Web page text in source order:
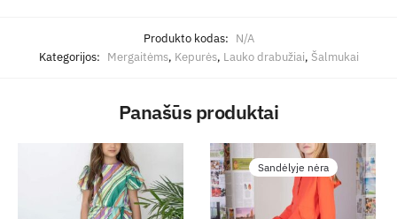
Produkto kodas: N/A
Kategorijos: Mergaitėms, Kepurės, Lauko drabužiai, Šalmukai
Panašūs produktai
Sandėlyje nėra